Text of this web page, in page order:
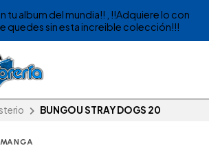
tu album del mundia!! , !!Adquiere lo con
quedes sin esta increible colección!!!
BUNGOU STRAY DOGS 20